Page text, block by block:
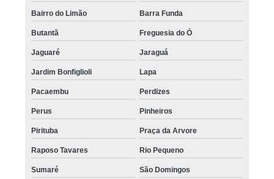
Bairro do Limão Barra Funda
Butantã Freguesia do Ó
Jaguaré Jaraguá
Jardim Bonfiglioli Lapa
Pacaembu Perdizes
Perus Pinheiros
Pirituba Praça da Arvore
Raposo Tavares Rio Pequeno
Sumaré São Domingos